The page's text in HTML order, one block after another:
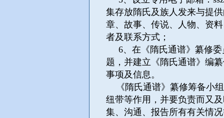
集存放隋氏及族人发来与提
章、故事、传说、人物、资
者及联系方式；
6、在《隋氏通谱》纂修委
题，并建立《隋氏通谱》编
事项及信息。
《隋氏通谱》纂修筹备小
纽带等作用，并要负责而又
集、沟通、报告所有有关情